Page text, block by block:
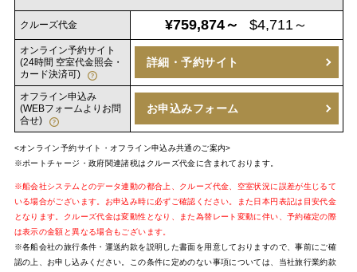
クルーズ代金 ¥759,874～ $4,711～
オンライン予約サイト
(24時間 空室代金照会・
カード決済可)
詳細・予約サイト
オフライン申込み
(WEBフォームよりお問
合せ)
お申込みフォーム
<オンライン予約サイト・オフライン申込み共通のご案内>
※ポートチャージ・政府関連諸税はクルーズ代金に含まれております。
※船会社システムとのデータ連動の都合上、クルーズ代金、空室状況に誤差が生じるて
いる場合がございます。お申込み時に必ずご確認ください。また日本円表記は目安代金
となります。クルーズ代金は変動性となり、また為替レート変動に伴い、予約確定の際
は表示の金額と異なる場合もございます。
※各船会社の旅行条件・運送約款を説明した書面を用意しておりますので、事前にご確
認の上、お申し込みください。この条件に定めのない事項については、当社旅行業約款